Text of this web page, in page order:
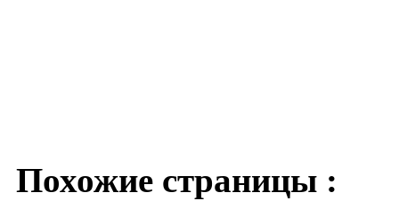
Похожие страницы :